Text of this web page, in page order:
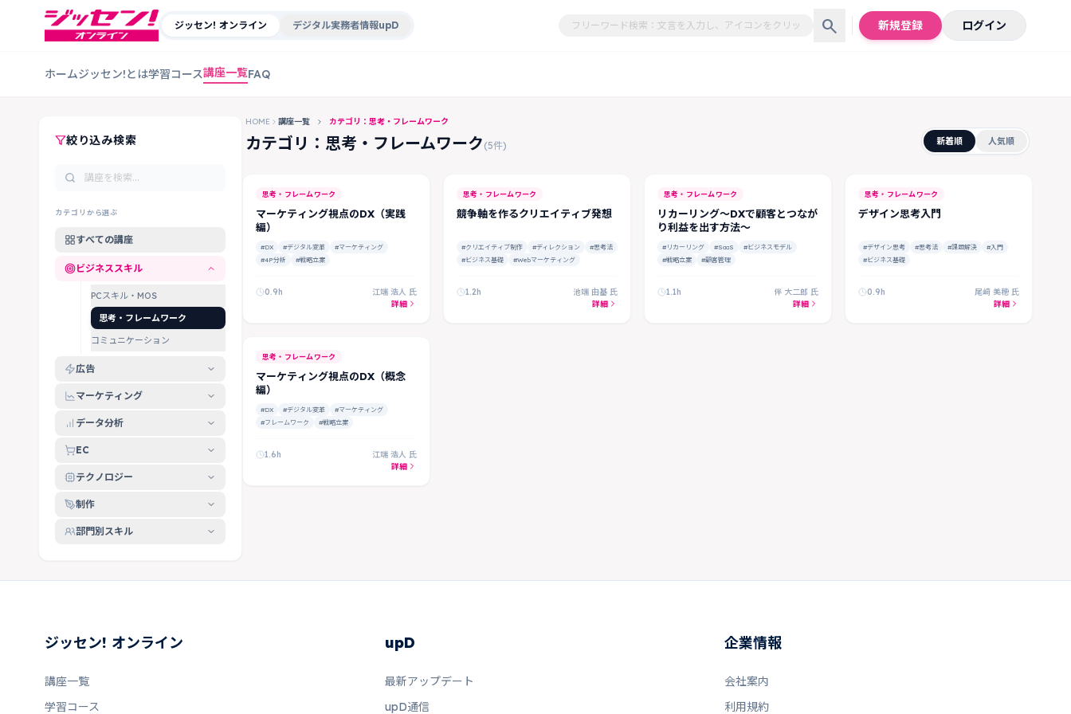
ジッセン! オンライン デジタル実務者情報upD search 新規登録 ログイン
ホームジッセン!とは学習コース講座一覧FAQ
絞り込み検索
カテゴリから選ぶ
すべての講座
ビジネススキル
PCスキル・MOS
思考・フレームワーク
コミュニケーション
広告
マーケティング
データ分析
EC
テクノロジー
制作
部門別スキル
HOME 講座一覧 カテゴリ：思考・フレームワーク
カテゴリ：思考・フレームワーク (5件) 新着順 人気順
思考・フレームワーク
マーケティング視点のDX（実践
編）
#DX #デジタル変革
#マーケティング
#4P分析
#戦略立案
0.9h
江端 浩人 氏
詳細
思考・フレームワーク
競争軸を作るクリエイティブ発想
#クリエイティブ制作 #ディレクション
#思考法
#ビジネス基礎
#Webマーケティング
1.2h
池端 由基 氏
詳細
思考・フレームワーク
リカーリング～DXで顧客とつなが
り利益を出す方法～
#リカーリング #SaaS
#ビジネスモデル
#戦略立案
#顧客管理
1.1h
伴 大二郎 氏
詳細
思考・フレームワーク
デザイン思考入門
#デザイン思考 #思考法 #課題解決
#入門
#ビジネス基礎
0.9h
尾﨑 美穂 氏
詳細
思考・フレームワーク
マーケティング視点のDX（概念
編）
#DX #デジタル変革
#マーケティング
#フレームワーク
#戦略立案
1.6h
江端 浩人 氏
詳細
ジッセン! オンライン
講座一覧
学習コース
企業情報
会社案内
利用規約
upD
最新アップデート
upD通信